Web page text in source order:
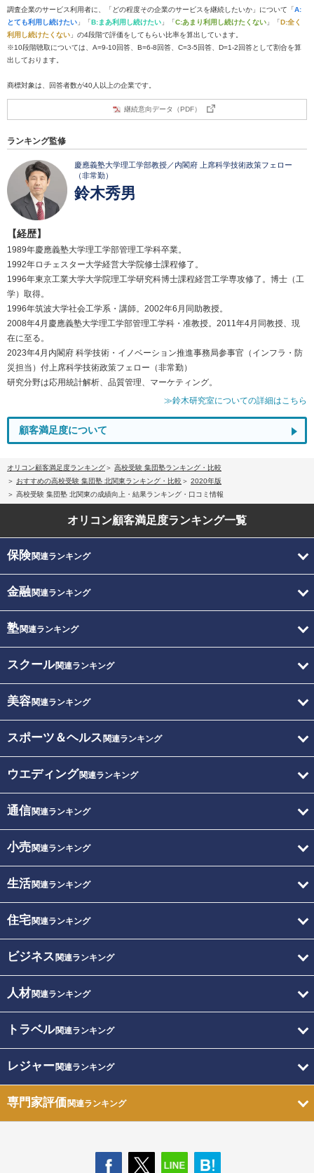
調査企業のサービス利用者に、「どの程度その企業のサービスを継続したいか」について「A:
とても利用し続けたい 」「B:まあ利用し続けたい 」「C:あまり利用し続けたくない 」「D:全く
利用し続けたくない 」の4段階で評価をしてもらい比率を算出しています。
※10段階聴取については、A=9-10回答、B=6-8回答、C=3-5回答、D=1-2回答として割合を算
出しております。
商標対象は、回答者数が40人以上の企業です。
継続意向データ（PDF）
ランキング監修
慶應義塾大学理工学部教授／内閣府 上席科学技術政策フェロー
（非常勤）
鈴木秀男
【経歴】
1989年慶應義塾大学理工学部管理工学科卒業。
1992年ロチェスター大学経営大学院修士課程修了。
1996年東京工業大学大学院理工学研究科博士課程経営工学専攻修了。博士（工
学）取得。
1996年筑波大学社会工学系・講師。2002年6月同助教授。
2008年4月慶應義塾大学理工学部管理工学科・准教授。2011年4月同教授、現
在に至る。
2023年4月内閣府 科学技術・イノベーション推進事務局参事官（インフラ・防
災担当）付上席科学技術政策フェロー（非常勤）
研究分野は応用統計解析、品質管理、マーケティング。
≫鈴木研究室についての詳細はこちら
顧客満足度について
オリコン顧客満足度ランキング
高校受験 集団塾ランキング・比較
おすすめの高校受験 集団塾 北関東ランキング・比較
2020年版
高校受験 集団塾 北関東の成績向上・結果ランキング・口コミ情報
オリコン顧客満足度ランキング一覧
保険関連ランキング
金融関連ランキング
塾関連ランキング
スクール関連ランキング
美容関連ランキング
スポーツ＆ヘルス 関連ランキング
ウエディング関連ランキング
通信関連ランキング
小売関連ランキング
生活関連ランキング
住宅関連ランキング
ビジネス 関連ランキング
人材関連ランキング
トラベル関連ランキング
レジャー関連ランキング
専門家評価関連ランキング